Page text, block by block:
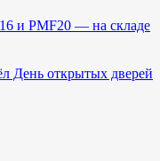
и PMF20 — на складе
День открытых дверей